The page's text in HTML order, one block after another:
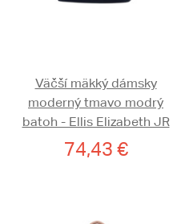
Väčší mäkký dámsky
moderný tmavo modrý
batoh - Ellis Elizabeth JR
74,43 €